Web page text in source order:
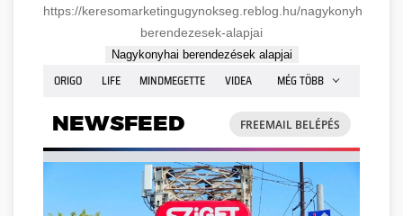
https://keresomarketingugynokseg.reblog.hu/nagykonyhai-
berendezesek-alapjai
Nagykonyhai berendezések alapjai